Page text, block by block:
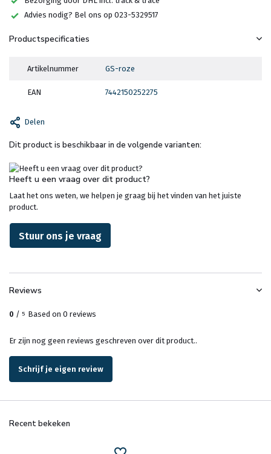
Advies nodig? Bel ons op 023-5329517
Productspecificaties
Artikelnummer GS-roze
EAN 7442150252275
Delen
Dit product is beschikbaar in de volgende varianten:
Heeft u een vraag over dit product?
Laat het ons weten, we helpen je graag bij het vinden van het juiste
product.
Stuur ons je vraag
Reviews
0 / 5 Based on 0 reviews
Er zijn nog geen reviews geschreven over dit product..
Schrijf je eigen review
Recent bekeken